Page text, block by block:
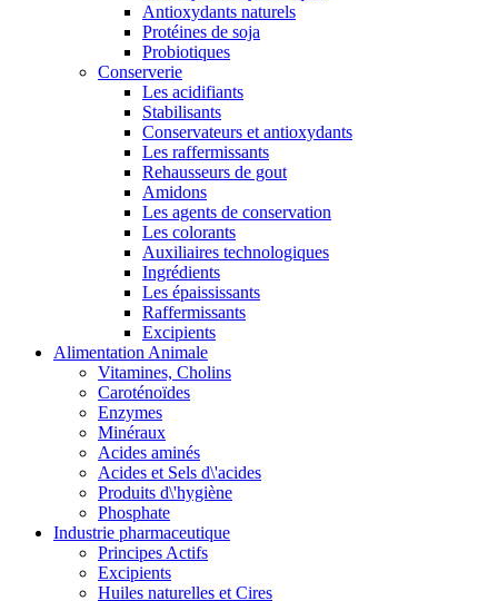
Antioxydants naturels
Protéines de soja
Probiotiques
Conserverie
Les acidifiants
Stabilisants
Conservateurs et antioxydants
Les raffermissants
Rehausseurs de gout
Amidons
Les agents de conservation
Les colorants
Auxiliaires technologiques
Ingrédients
Les épaississants
Raffermissants
Excipients
Alimentation Animale
Vitamines, Cholins
Caroténoïdes
Enzymes
Minéraux
Acides aminés
Acides et Sels d\'acides
Produits d\'hygiène
Phosphate
Industrie pharmaceutique
Principes Actifs
Excipients
Huiles naturelles et Cires